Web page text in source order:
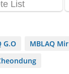
G.O
MBLAQ Mir